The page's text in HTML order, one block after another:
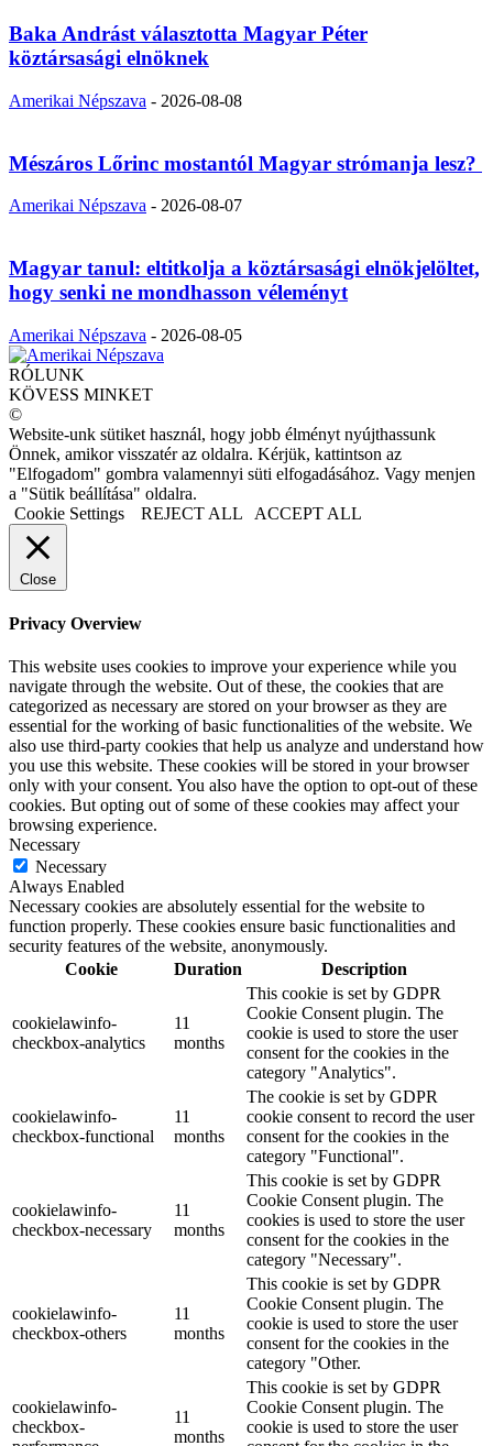
Baka Andrást választotta Magyar Péter
köztársasági elnöknek
Amerikai Népszava - 2026-08-08
Mészáros Lőrinc mostantól Magyar strómanja lesz?
Amerikai Népszava - 2026-08-07
Magyar tanul: eltitkolja a köztársasági elnökjelöltet,
hogy senki ne mondhasson véleményt
Amerikai Népszava - 2026-08-05
RÓLUNK
KÖVESS MINKET
©
Website-unk sütiket használ, hogy jobb élményt nyújthassunk
Önnek, amikor visszatér az oldalra. Kérjük, kattintson az
"Elfogadom" gombra valamennyi süti elfogadásához. Vagy menjen
a "Sütik beállítása" oldalra.
Cookie Settings
REJECT ALL ACCEPT ALL
Close
Privacy Overview
This website uses cookies to improve your experience while you
navigate through the website. Out of these, the cookies that are
categorized as necessary are stored on your browser as they are
essential for the working of basic functionalities of the website. We
also use third-party cookies that help us analyze and understand how
you use this website. These cookies will be stored in your browser
only with your consent. You also have the option to opt-out of these
cookies. But opting out of some of these cookies may affect your
browsing experience.
Necessary
Necessary
Always Enabled
Necessary cookies are absolutely essential for the website to
function properly. These cookies ensure basic functionalities and
security features of the website, anonymously.
Cookie
Duration Description
cookielawinfo-
checkbox-analytics
11
months
This cookie is set by GDPR
Cookie Consent plugin. The
cookie is used to store the user
consent for the cookies in the
category "Analytics".
cookielawinfo-
checkbox-functional
11
months
The cookie is set by GDPR
cookie consent to record the user
consent for the cookies in the
category "Functional".
cookielawinfo-
checkbox-necessary
11
months
This cookie is set by GDPR
Cookie Consent plugin. The
cookies is used to store the user
consent for the cookies in the
category "Necessary".
cookielawinfo-
checkbox-others
11
months
This cookie is set by GDPR
Cookie Consent plugin. The
cookie is used to store the user
consent for the cookies in the
category "Other.
cookielawinfo-
checkbox-
11
months
This cookie is set by GDPR
Cookie Consent plugin. The
cookie is used to store the user